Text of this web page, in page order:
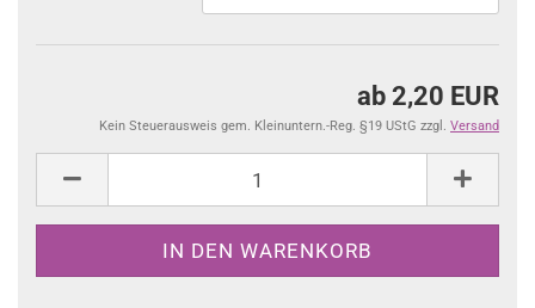
ab 2,20 EUR
Kein Steuerausweis gem. Kleinuntern.-Reg. §19 UStG zzgl. Versand